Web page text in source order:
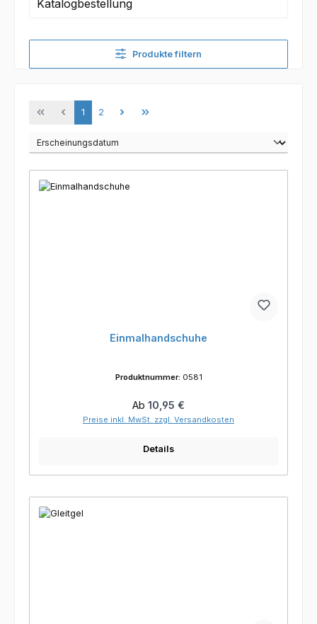
Katalogbestellung
Produkte filtern
Seite
1 Seite
2
Einmalhandschuhe
Produktnummer: 0581
Regulärer Preis:
Ab 10,95 €
Preise inkl. MwSt. zzgl. Versandkosten
Details